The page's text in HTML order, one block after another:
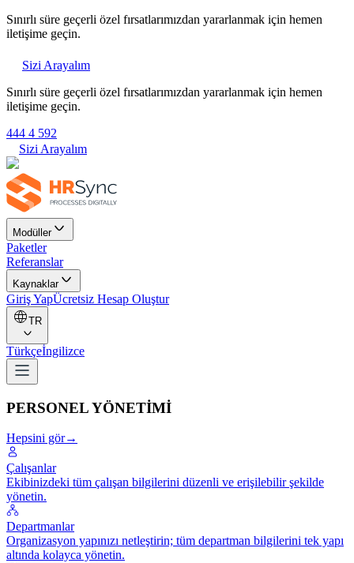
Sınırlı süre geçerli özel fırsatlarımızdan yararlanmak için hemen
iletişime geçin.
Sizi Arayalım
Sınırlı süre geçerli özel fırsatlarımızdan yararlanmak için hemen
iletişime geçin.
444 4 592
Sizi Arayalım
Modüller
Paketler
Referanslar
Kaynaklar
Giriş YapÜcretsiz Hesap Oluştur
TR
Türkçeİngilizce
PERSONEL YÖNETİMİ
Hepsini gör→
Çalışanlar
Ekibinizdeki tüm çalışan bilgilerini düzenli ve erişilebilir şekilde
yönetin.
Departmanlar
Organizasyon yapınızı netleştirin; tüm departman bilgilerini tek yapı
altında kolayca yönetin.